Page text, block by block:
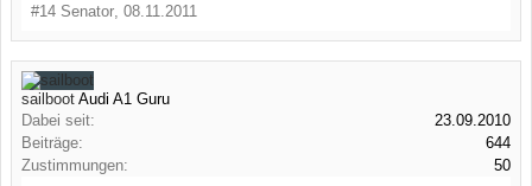
#14 Senator 08.11.2011
sailboot Audi A1 Guru
Dabei seit:
23.09.2010
Beiträge:
644
Zustimmungen:
50